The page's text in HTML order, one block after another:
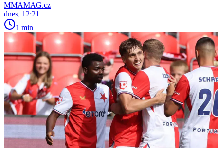
MMAMAG.cz
dnes, 12:21
1 min